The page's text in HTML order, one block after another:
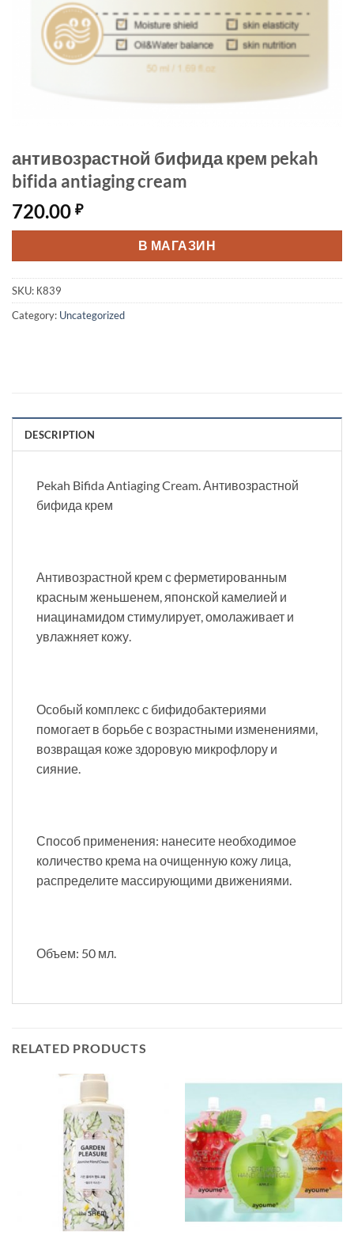
антивозрастной бифида крем pekah
bifida antiaging cream
720.00 ₽
В МАГАЗИН
SKU: К839
Category: Uncategorized
DESCRIPTION
Pekah Bifida Antiaging Cream. Антивозрастной
бифида крем
Антивозрастной крем с ферметированным
красным женьшенем, японской камелией и
ниацинамидом стимулирует, омолаживает и
увлажняет кожу.
Особый комплекс с бифидобактериями
помогает в борьбе с возрастными изменениями,
возвращая коже здоровую микрофлору и
сияние.
Способ применения: нанесите необходимое
количество крема на очищенную кожу лица,
распределите массирующими движениями.
Объем: 50 мл.
RELATED PRODUCTS